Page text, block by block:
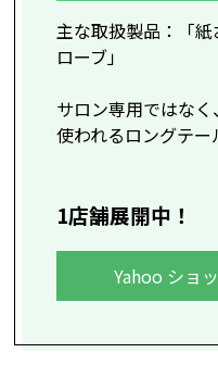
主な取扱製品：「
ローブ」
サロン専用ではな
使われるロングテー
1店舗展開中！
Yahoo ショ